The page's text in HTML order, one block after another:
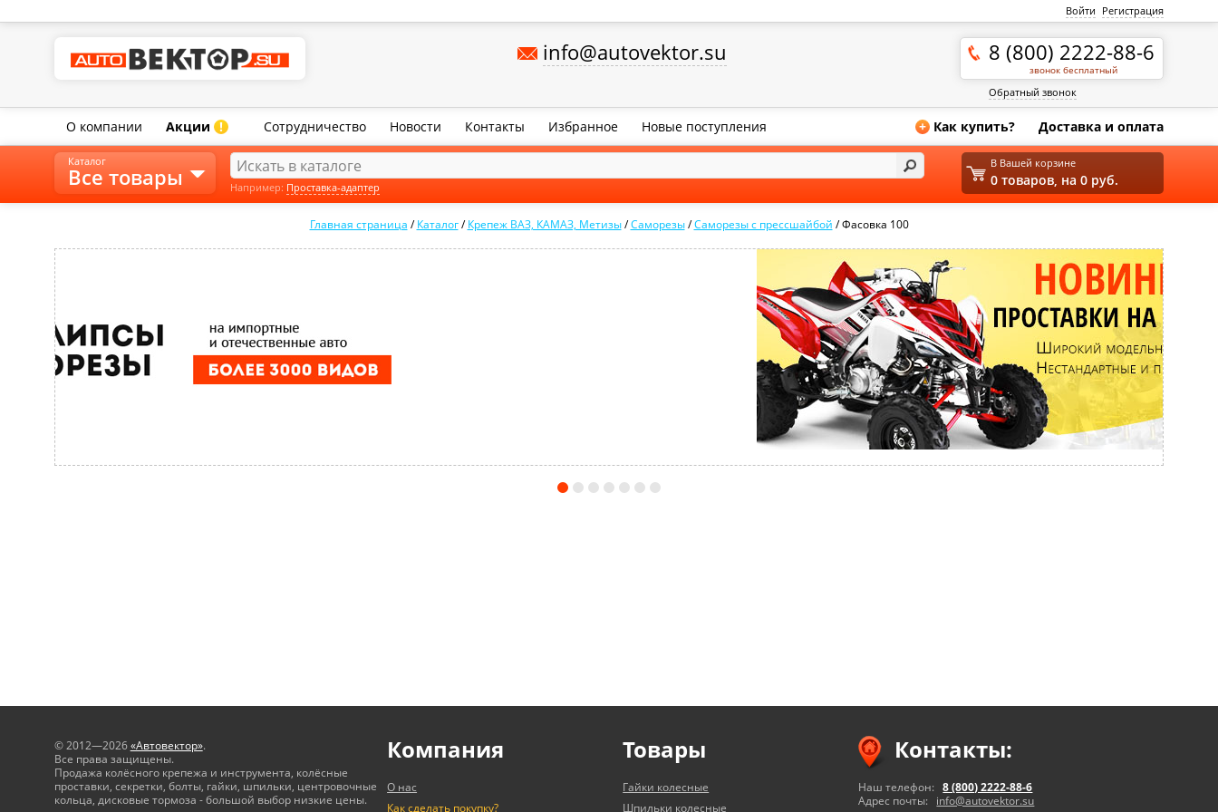
Войти Регистрация
info@autovektor.su 8 (800) 2222-88-6
звонок бесплатный
Обратный звонок
О компании Акции ! Сотрудничество Новости Контакты Избранное Новые поступления + Как купить? Доставка и оплата
Главная страница /Каталог /Крепеж ВАЗ, КАМАЗ, Метизы /Саморезы /Саморезы с прессшайбой /Фасовка 100
Каталог
Все товары
В Вашей корзине
0 товаров, на 0 руб.
Например: Проставка-адаптер
Компания
О нас
Как сделать покупку?
Товары
Гайки колесные
Шпильки колесные
Контакты:
Наш телефон:8 (800) 2222-88-6
Адрес почты: info@autovektor.su
© 2012—2026«Автовектор».
Все права защищены.
Продажа колёсного крепежа и инструмента, колёсные
проставки, секретки, болты, гайки, шпильки, центровочные
кольца, дисковые тормоза - большой выбор низкие цены.